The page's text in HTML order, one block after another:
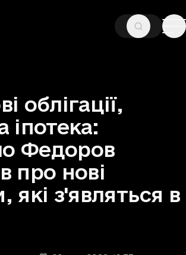
облігації,
іпотека:
Федоров
про нові
які з'являться в